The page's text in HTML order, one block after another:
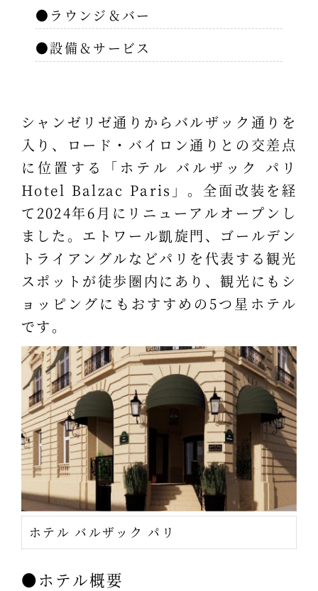
●ラウンジ＆バー
●設備＆サービス
シャンゼリゼ通りからバルザック通りを
入り、ロード・バイロン通りとの交差点
に位置する「ホテル バルザック パリ
Hotel Balzac Paris」。全面改装を経
て2024年6月にリニューアルオープンし
ました。エトワール凱旋門、ゴールデン
トライアングルなどパリを代表する観光
スポットが徒歩圏内にあり、観光にもシ
ョッピングにもおすすめの5つ星ホテル
です。
ホテル バルザック パリ
●ホテル概要